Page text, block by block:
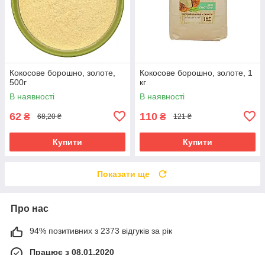
Кокосове борошно, золоте,
500г
В наявності
62 ₴ 68,20 ₴
Купити
Кокосове борошно, золоте, 1
кг
В наявності
110 ₴ 121 ₴
Купити
Показати ще
Про нас
94% позитивних з 2373 відгуків за рік
Працює з 08.01.2020